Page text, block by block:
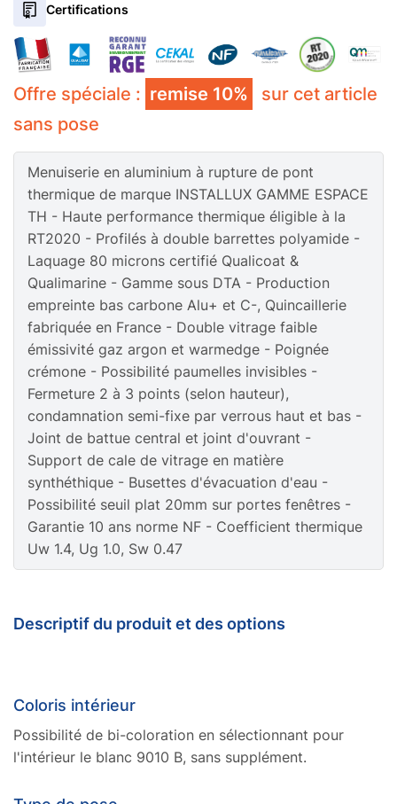
Offre spéciale : remise 10%
sur cet article
sans pose
Menuiserie en aluminium à rupture de pont
thermique de marque INSTALLUX GAMME ESPACE
TH - Haute performance thermique éligible à la
RT2020 - Profilés à double barrettes polyamide -
Laquage 80 microns certifié Qualicoat &
Qualimarine - Gamme sous DTA - Production
empreinte bas carbone Alu+ et C-, Quincaillerie
fabriquée en France - Double vitrage faible
émissivité gaz argon et warmedge - Poignée
crémone - Possibilité paumelles invisibles -
Fermeture 2 à 3 points (selon hauteur),
condamnation semi-fixe par verrous haut et bas -
Joint de battue central et joint d'ouvrant -
Support de cale de vitrage en matière
synthéthique - Busettes d'évacuation d'eau -
Possibilité seuil plat 20mm sur portes fenêtres -
Garantie 10 ans norme NF - Coefficient thermique
Uw 1.4, Ug 1.0, Sw 0.47
Descriptif du produit et des options
Coloris intérieur
Possibilité de bi-coloration en sélectionnant pour
l'intérieur le blanc 9010 B, sans supplément.
Gris Aluminium 9006 FT
+10%
Noir 2100 FT+10%
Gris Sable 2900 FT +10% Ivoire 1015 S +10%
Gris Clair 7035 FT +10% Brun Sepia 8014 +10%
En tunnel
En savoir plus sur le type de pose
Sans isolation
En savoir plus sur l'isolation
4/20/4 Fe Argon
4/14/44.2 Fe Argon Anti-
effraction
+50€/m²
Phonique+40€/m²
4/14/SP510 Fe Haute
sécurité+100€/m²
En savoir plus sur le type de vitrage
Clair Dépoli +30€/m²
Imprimé G 200+50€/m² Stopsol +70€/m²
En savoir plus sur le traitement de vitrage
Sans Serrure à clé+160€ HT
En savoir plus sur la serrure à clé
Ventilation Alu
Sans Ventilation Alu +35€ HT
En savoir plus sur la ventilation
Soubassement Alu Sans
Sans
Soubassement plein Alu
+90€/m²
Soubasement vitré
+80€/m²
En savoir plus sur les soubassements
Seuil plat PMR
Sans Seuil plat PMR+90€ HT
En savoir plus sur le seuil plat PMR
Certifications